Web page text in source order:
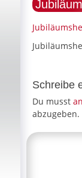
Schreibe
Du musst
abzugeben.